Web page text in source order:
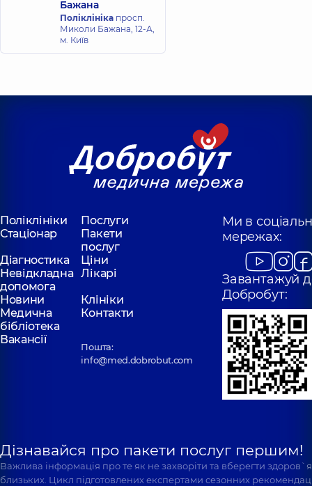
Бажана
Поліклініка просп.
Миколи Бажана, 12-А,
м. Київ
Поліклініки
Послуги
Стаціонар
Пакети
послуг
Діагностика
Ціни
Невідкладна
допомога
Лікарі
Новини
Клініки
Медична
бібліотека
Контакти
Вакансії
Пошта:
info@med.dobrobut.com
Ми в
мережах:
Завантажуй
Добробут:
Дізнавайся про пакети послуг першим!
Важлива інформація про те як не захворіти та вберегти
близьких. Цикл підготовлених експертами сезонних